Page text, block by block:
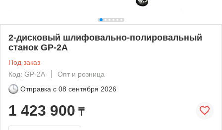
2-дисковый шлифовально-полировальный
станок GP-2A
Под заказ
Код: GP-2A
Опт и розница
Отправка с 08 сентября 2026
1 423 900 ₸